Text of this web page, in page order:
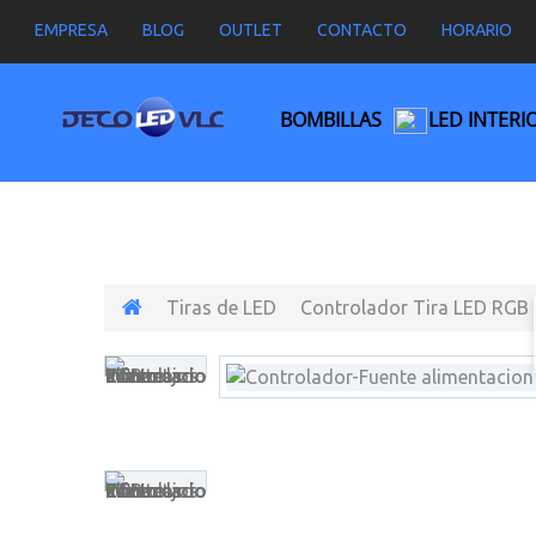
EMPRESA BLOG OUTLET CONTACTO HORARIO
BOMBILLAS LED
Tiras de LED Controlador Tira LED RGB